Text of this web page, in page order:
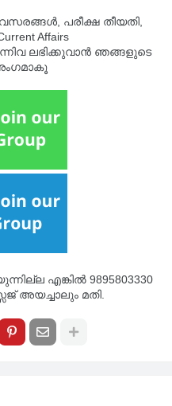
പരീക്ഷ തീയതി,
Affairs
ലഭിക്കുവാൻ ഞങ്ങളുടെ
എങ്കിൽ 9895803330
അയച്ചാലും മതി.